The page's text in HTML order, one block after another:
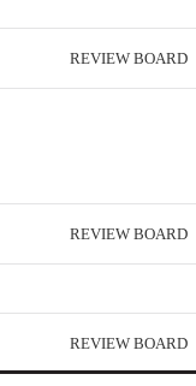
REVIEW BOARD
REVIEW BOARD
REVIEW BOARD